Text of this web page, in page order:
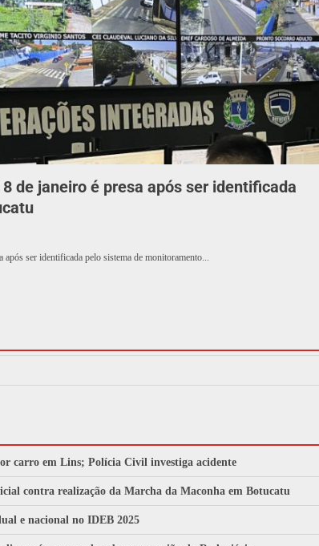
de janeiro é presa após ser identificada
ser identificada pelo sistema de monitoramento...
carro em Lins; Polícia Civil investiga acidente
contra realização da Marcha da Maconha em Botucatu
e nacional no IDEB 2025